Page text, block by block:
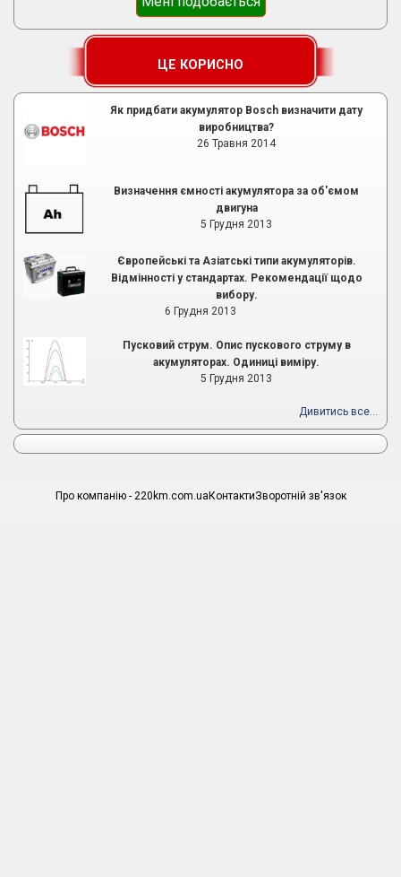
ЦЕ КОРИСНО
Як придбати акумулятор Bosch визначити дату
виробництва?
26 Травня 2014
Визначення ємності акумулятора за об'ємом
двигуна
5 Грудня 2013
Європейські та Азіатські типи акумуляторів.
Відмінності у стандартах. Рекомендації щодо
вибору.
6 Грудня 2013
Пусковий струм. Опис пускового струму в
акумуляторах. Одиниці виміру.
5 Грудня 2013
Дивитись все...
Про компанію - 220km.com.ua КонтактиЗворотній зв'язок